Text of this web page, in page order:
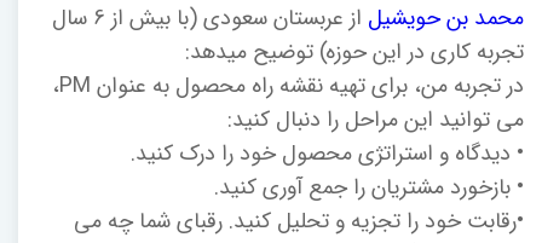
محمد بن حویشیل
از عربستان سعودی (با بیش از 6 سال
تجربه کاری در این حوزه) توضیح میدهد:
در تجربه من، برای تهیه نقشه راه محصول به عنوان PM،
می توانید این مراحل را دنبال کنید:
• دیدگاه و استراتژی محصول خود را درک کنید.
• بازخورد مشتریان را جمع آوری کنید.
•رقابت خود را تجزیه و تحلیل کنید. رقبای شما چه می